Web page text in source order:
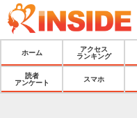
ホーム
アクセス
ランキング
読者
アンケート
スマホ